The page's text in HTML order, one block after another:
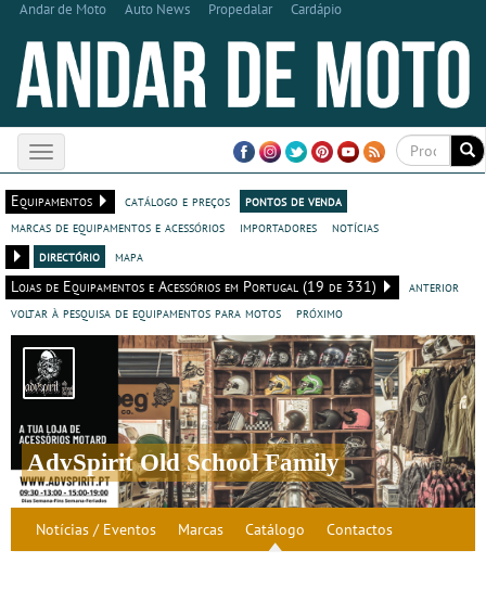
Andar de Moto Auto News Propedalar Cardápio
Toggle
navigation
Equipamentos
catálogo e preços
pontos de venda
marcas de equipamentos e acessórios
importadores
notícias
directório
mapa
Lojas de Equipamentos e Acessórios em Portugal (19 de 331)
anterior
voltar à pesquisa de equipamentos para motos
próximo
AdvSpirit Old School Family
Notícias / Eventos Marcas Catálogo Contactos